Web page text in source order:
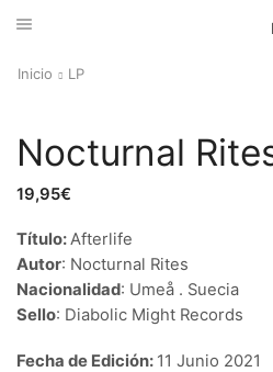
Inicio LP
Nocturnal
19,95€
Título:Afterlife
Autor: Nocturnal Rites
Nacionalidad: Umeå . Suecia
Sello: Diabolic Might Records
Fecha de Edición: 11 Junio 2021